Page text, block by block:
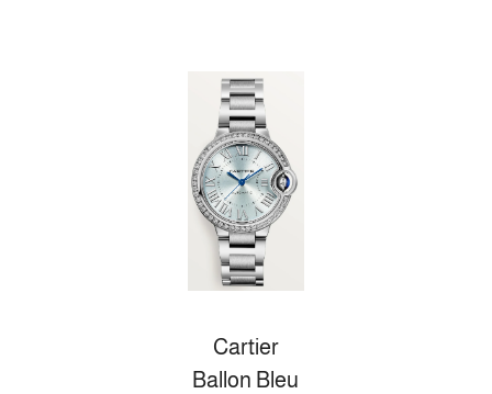
Cartier
Ballon Bleu